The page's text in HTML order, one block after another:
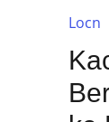
Locn